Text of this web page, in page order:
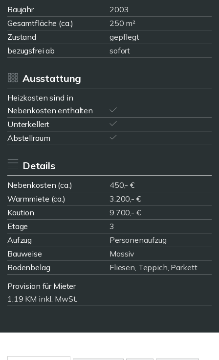
Baujahr
2003
Gesamtfläche (ca.)
250 m²
Zustand
gepflegt
bezugsfrei ab
sofort
Ausstattung
Heizkosten sind in
Nebenkosten enthalten
Unterkellert
Abstellraum
Details
Nebenkosten (ca.)
450,- €
Warmmiete (ca.)
3.200,- €
Kaution
9.700,- €
Etage
3
Aufzug
Personenaufzug
Bauweise
Massiv
Bodenbelag
Fliesen, Teppich, Parkett
Provision für Mieter
1,19 KM inkl. MwSt.